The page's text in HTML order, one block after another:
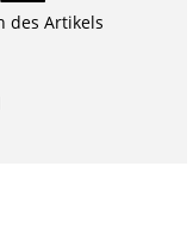
des Artikels